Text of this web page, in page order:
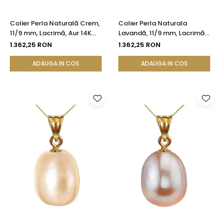
Colier Perla Naturală Crem,
11/9 mm, Lacrimă, Aur 14K
(aur 585) | KASKADDA®
1.362,25 RON
ADAUGA IN COS
Colier Perla Naturala
Lavandă, 11/9 mm, Lacrimă,
Aur 14K (aur 585) |
1.362,25 RON
ADAUGA IN COS